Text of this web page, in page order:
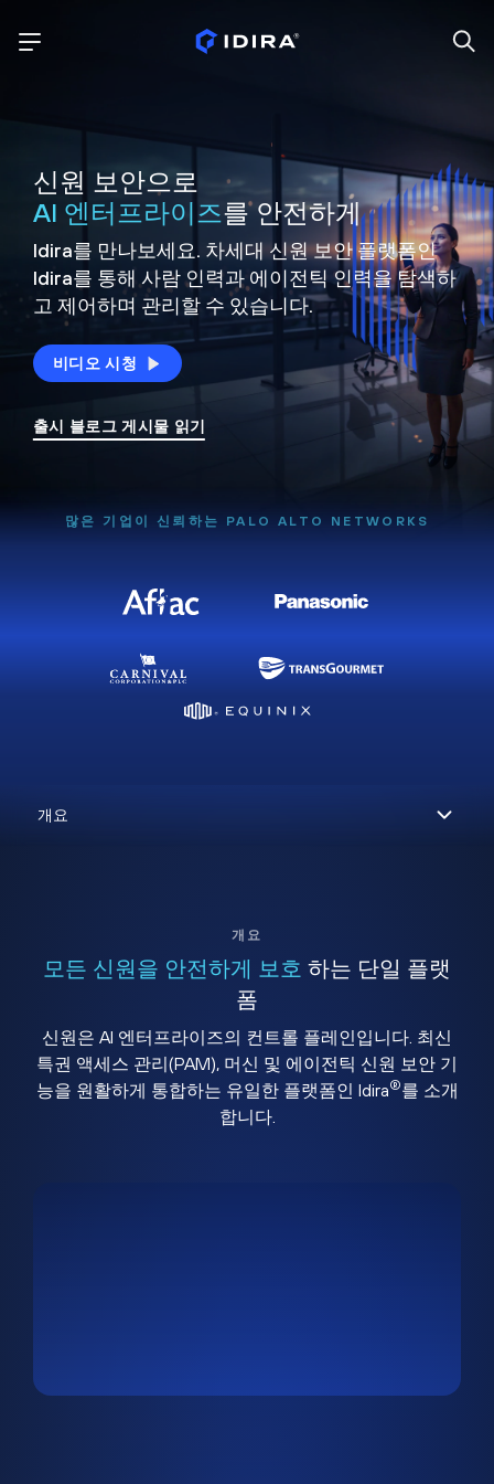
신원 보안으로
AI 엔터프라이즈를 안전하게
Idira를 만나보세요. 차세대 신원보안 플랫폼인
Idira를 통해 사람 인력과 에이전틱 인력을탐색하
고 제어하며 관리할 수 있습니다.
비디오 시청
출시 블로그 게시물 읽기
많은 기업이 신뢰하는 PALO ALTO NETWORKS
개요
모든 신원을 안전하게 보호 하는 단일 플랫
폼
신원은 AI 엔터프라이즈의 컨트롤 플레인입니다. 최신
특권 액세스 관리(PAM), 머신 및 에이전틱 신원 보안 기
능을 원활하게 통합하는 유일한 플랫폼인 Idira®를 소개
합니다.